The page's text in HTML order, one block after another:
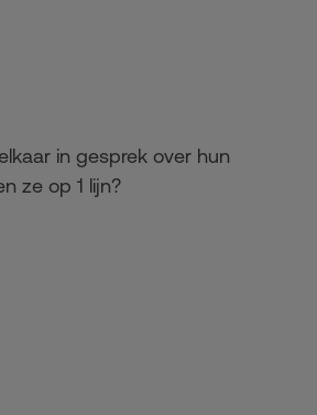
in gesprek over hun
ze op 1 lijn?